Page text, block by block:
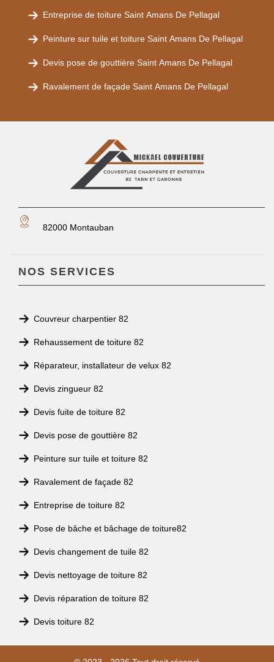
Entreprise de toiture Saint Amans De Pellagal
Peinture sur tuile et toiture Saint Amans De Pellagal
Devis pose de gouttière Saint Amans De Pellagal
Ravalement de façade Saint Amans De Pellagal
82000 Montauban
NOS SERVICES
Couvreur charpentier 82
Rehaussement de toiture 82
Réparateur, installateur de velux 82
Devis zingueur 82
Devis fuite de toiture 82
Devis pose de gouttière 82
Peinture sur tuile et toiture 82
Ravalement de façade 82
Entreprise de toiture 82
Pose de bâche et bâchage de toiture82
Devis changement de tuile 82
Devis nettoyage de toiture 82
Devis réparation de toiture 82
Devis toiture 82